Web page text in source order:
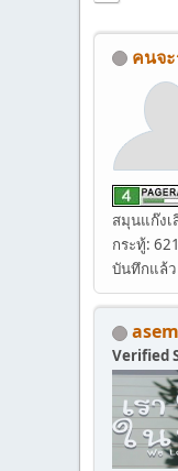
คนจ
สมุนแก๊งเ
กระทู้: 621
บันทึกแล้ว
Verified